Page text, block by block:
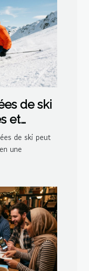
de ski
et
de ski peut
une